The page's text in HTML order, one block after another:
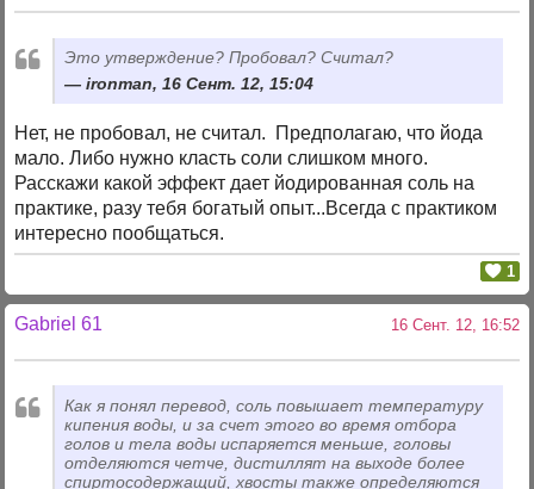
Это утверждение? Пробовал? Считал?
ironman, 16 Сент. 12, 15:04
Нет, не пробовал, не считал. Предполагаю, что йода
мало. Либо нужно класть соли слишком много.
Расскажи какой эффект дает йодированная соль на
практике, разу тебя богатый опыт...Всегда с практиком
интересно пообщаться.
1
Gabriel 61 16 Сент. 12, 16:52
Как я понял перевод, соль повышает температуру
кипения воды, и за счет этого во время отбора
голов и тела воды испаряется меньше, головы
отделяются четче, дистиллят на выходе более
спиртосодержащий, хвосты также определяются